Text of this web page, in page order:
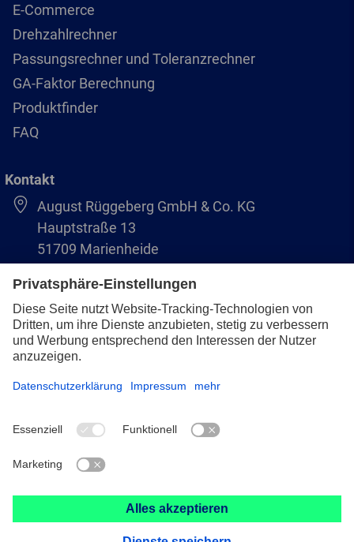
E-Commerce
Drehzahlrechner
Passungsrechner und Toleranzrechner
GA-Faktor Berechnung
Produktfinder
FAQ
Kontakt
August Rüggeberg GmbH & Co. KG
Hauptstraße 13
51709 Marienheide
+49 2264 9-0
info@pferd.com
+49 2264 9-400
Datenschutz
AVB